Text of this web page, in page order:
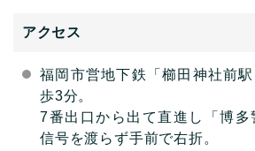
アクセス
福岡市営地下鉄「櫛田神社前
歩3分。
7番出口から出て直進し「博多
信号を渡らず手前で右折。